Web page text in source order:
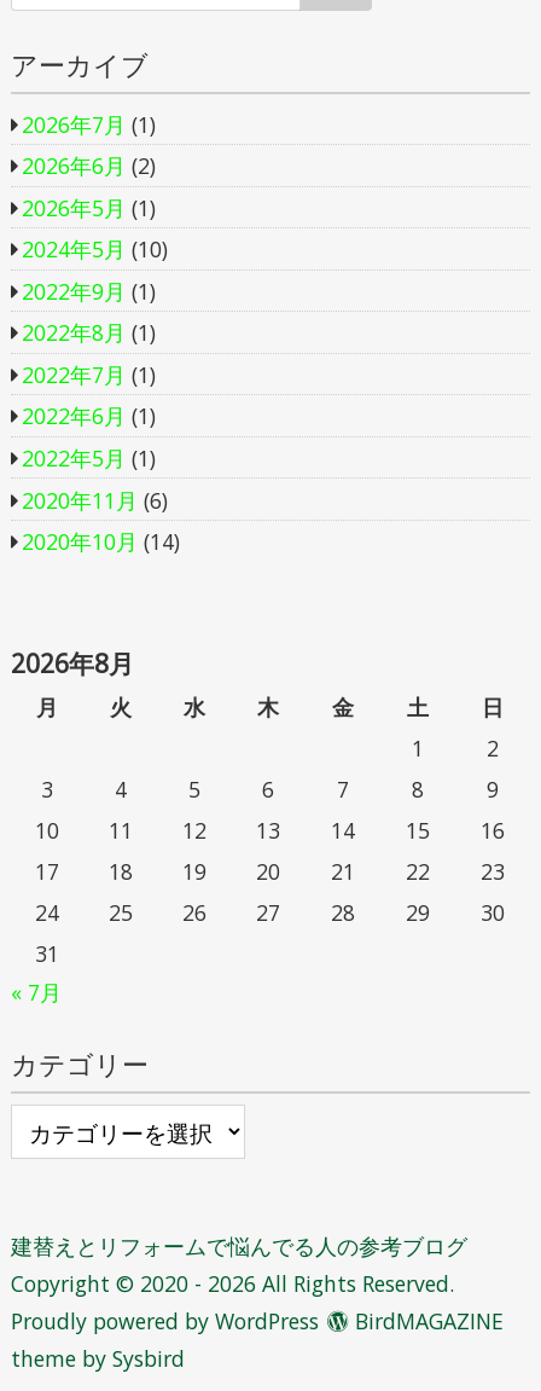
アーカイブ
2026年7月 (1)
2026年6月 (2)
2026年5月 (1)
2024年5月 (10)
2022年9月 (1)
2022年8月 (1)
2022年7月 (1)
2022年6月 (1)
2022年5月 (1)
2020年11月 (6)
2020年10月 (14)
2026年8月
月 火 水 木 金 土
日
1
2
3
4 5 6 7 8
9
10
11 12 13 14 15
16
17
18 19 20 21 22
23
24
25 26 27 28 29
30
31
« 7月
カテゴリー
テ
リ
ー
建替えとリフォームで悩んでる人の参考ブログ
Copyright © 2020 - 2026 All Rights Reserved.
Proudly powered by WordPress
BirdMAGAZINE
theme by Sysbird